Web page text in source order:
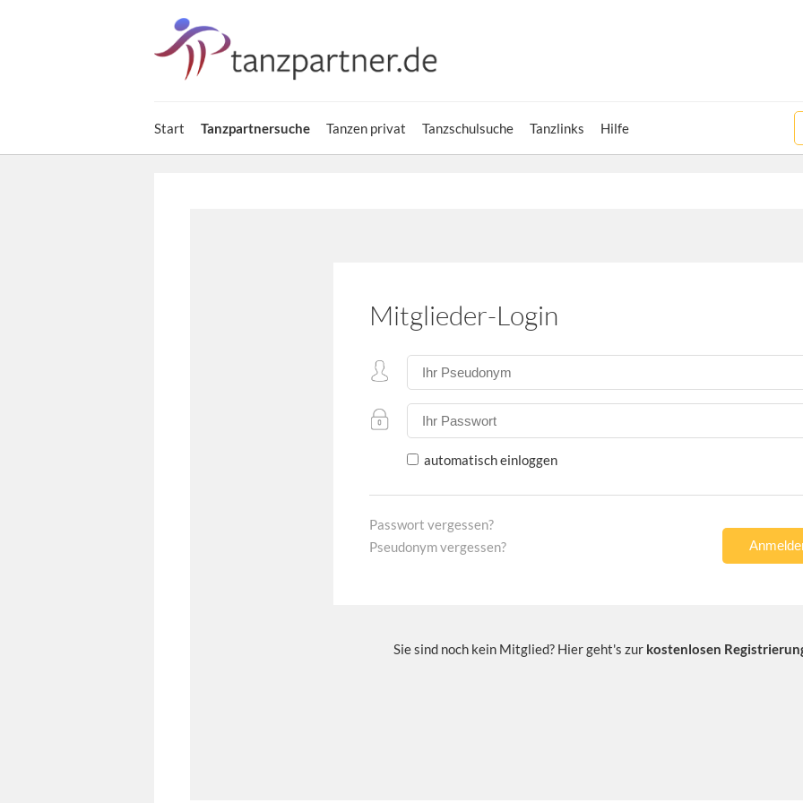
Start Tanzpartnersuche Tanzen privat Tanzschulsuche Tanzlinks Hilfe
Mitglieder-Login
automatisch einloggen
Passwort vergessen?
Pseudonym vergessen?
Sie sind noch kein Mitglied? Hier geht's zur kostenlosen